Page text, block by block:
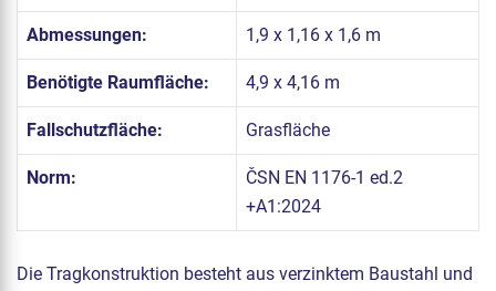
Abmessungen: 1,9 x 1,16 x 1,6 m
Benötigte Raumfläche: 4,9 x 4,16 m
Fallschutzfläche: Grasfläche
Norm:
ČSN EN 1176-1 ed.2
+A1:2024
Die Tragkonstruktion besteht aus verzinktem Baustahl und